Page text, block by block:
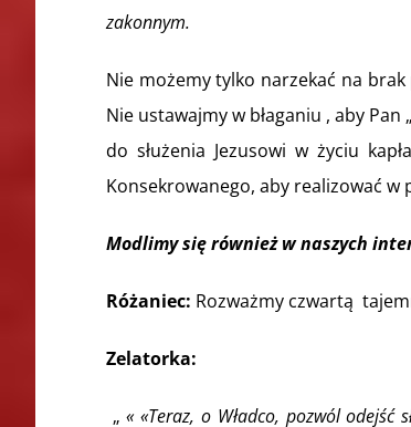
zakonnym.
Nie możemy tylko narzekać na brak
Nie ustawajmy w błaganiu , aby
do służenia Jezusowi w życiu
Konsekrowanego, aby realizować w
Modlimy się również w naszych
Różaniec: Rozważmy czwartą
Zelatorka:
„« «Teraz, o Władco, pozwól odejść